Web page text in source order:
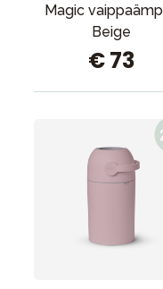
Magic
Beige
€ 73
Aurinko ja
Ota